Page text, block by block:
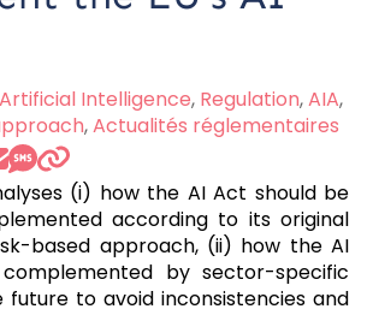
Artificial Intelligence, Regulation,AIA,
,Actualités réglementaires
(i) how the AI Act should be
according to its original
based approach, (ii) how the AI
by sector-specific
future to avoid inconsistencies and